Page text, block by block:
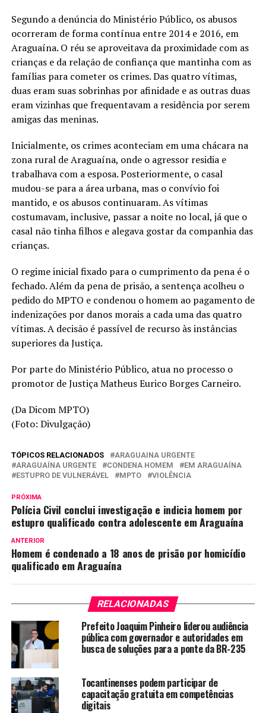
Segundo a denúncia do Ministério Público, os abusos
ocorreram de forma contínua entre 2014 e 2016, em
Araguaína. O réu se aproveitava da proximidade com as
crianças e da relação de confiança que mantinha com as
famílias para cometer os crimes. Das quatro vítimas,
duas eram suas sobrinhas por afinidade e as outras duas
eram vizinhas que frequentavam a residência por serem
amigas das meninas.
Inicialmente, os crimes aconteciam em uma chácara na
zona rural de Araguaína, onde o agressor residia e
trabalhava com a esposa. Posteriormente, o casal
mudou-se para a área urbana, mas o convívio foi
mantido, e os abusos continuaram. As vítimas
costumavam, inclusive, passar a noite no local, já que o
casal não tinha filhos e alegava gostar da companhia das
crianças.
O regime inicial fixado para o cumprimento da pena é o
fechado. Além da pena de prisão, a sentença acolheu o
pedido do MPTO e condenou o homem ao pagamento de
indenizações por danos morais a cada uma das quatro
vítimas. A decisão é passível de recurso às instâncias
superiores da Justiça.
Por parte do Ministério Público, atua no processo o
promotor de Justiça Matheus Eurico Borges Carneiro.
(Da Dicom MPTO)
(Foto: Divulgação)
TÓPICOS RELACIONADOS
ARAGUAINA URGENTE
ARAGUAÍNA URGENTE
CONDENA HOMEM
EM ARAGUAÍNA
ESTUPRO DE VULNERÁVEL
MPTO VIOLÊNCIA
PRÓXIMA
Polícia Civil conclui investigação e indicia homem por
estupro qualificado contra adolescente em Araguaína
ANTERIOR
Homem é condenado a 18 anos de prisão por homicídio
qualificado em Araguaína
RELACIONADAS
Prefeito Joaquim Pinheiro liderou audiência
pública com governador e autoridades em
busca de soluções para a ponte da BR-235
Tocantinenses podem participar de
capacitação gratuita em competências
digitais